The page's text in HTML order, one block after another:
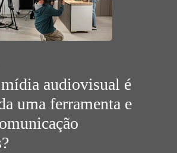
audiovisual é
uma ferramenta e